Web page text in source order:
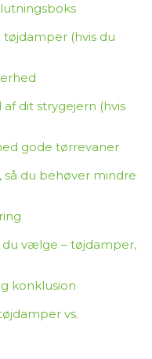
(hvis du
dit strygejern (hvis
gode tørrevaner
så du behøver mindre
du vælge – tøjdamper,
konklusion
vs.